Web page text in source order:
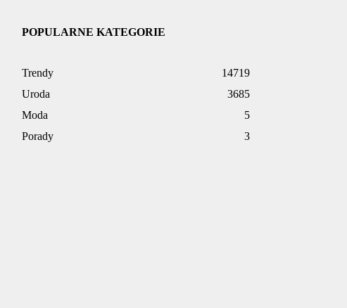
POPULARNE KATEGORIE
Trendy
14719
Uroda
3685
Moda
5
Porady
3